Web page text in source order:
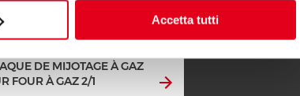
Accetta tutti
DE MIJOTAGE À GAZ
FOUR À GAZ 2/1